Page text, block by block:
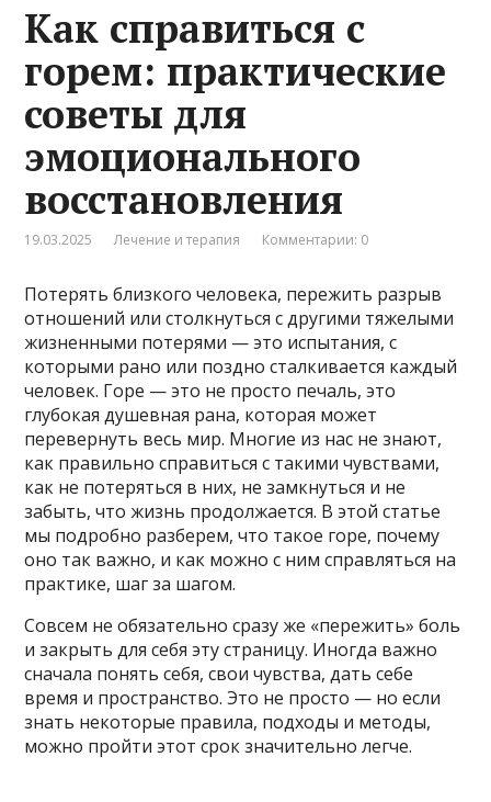
Как справиться с
горем: практические
советы для
эмоционального
восстановления
19.03.2025 Лечение и терапия Комментарии: 0
Потерять близкого человека, пережить разрыв
отношений или столкнуться с другими тяжелыми
жизненными потерями — это испытания, с
которыми рано или поздно сталкивается каждый
человек. Горе — это не просто печаль, это
глубокая душевная рана, которая может
перевернуть весь мир. Многие из нас не знают,
как правильно справиться с такими чувствами,
как не потеряться в них, не замкнуться и не
забыть, что жизнь продолжается. В этой статье
мы подробно разберем, что такое горе, почему
оно так важно, и как можно с ним справляться на
практике, шаг за шагом.
Совсем не обязательно сразу же «пережить» боль
и закрыть для себя эту страницу. Иногда важно
сначала понять себя, свои чувства, дать себе
время и пространство. Это не просто — но если
знать некоторые правила, подходы и методы,
можно пройти этот срок значительно легче.